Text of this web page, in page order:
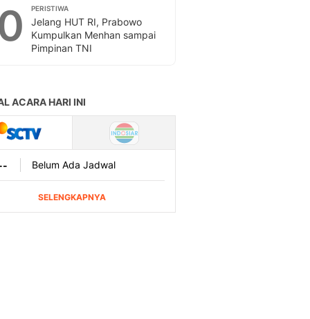
PERISTIWA
Jelang HUT RI, Prabowo
Kumpulkan Menhan sampai
Pimpinan TNI